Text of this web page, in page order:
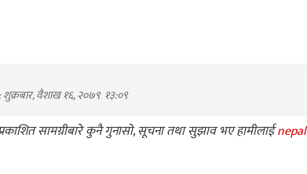
शुक्रबार, वैशाख १६, २०७९ १३:०९
सामग्रीबारे कुनै गुनासो, सूचना तथा सुझाव भए हामीलाई